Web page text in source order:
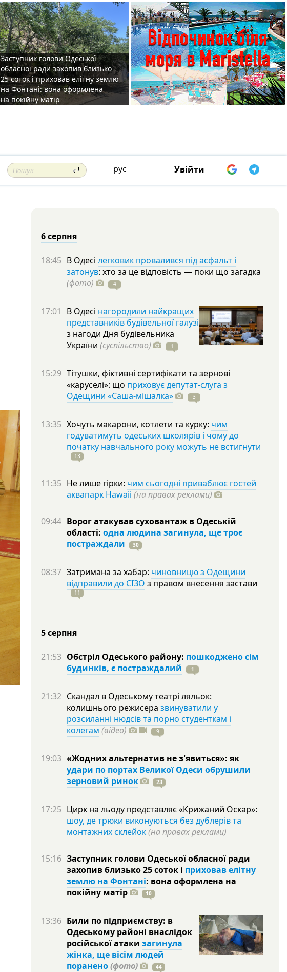
Заступник голови Одеської
обласної ради захопив близько
25 соток і приховав елітну землю
на Фонтані: вона оформлена
на покійну матір
рус Увійти
6 серпня
18:45 В Одесі легковик провалився під асфальт і
затонув: хто за це відповість — поки що загадка
(фото)
4
17:01 В Одесі нагородили найкращих
представників будівельної галузі
з нагоди Дня будівельника
України (суспільство) 1
15:29 Тітушки, фіктивні сертифікати та зернові
«каруселі»: що приховує депутат-слуга з
Одещини «Саша-мішалка»
3
13:35 Хочуть макарони, котлети та курку: чим
годуватимуть одеських школярів і чому до
початку навчального року можуть не встигнути
13
11:35 Не лише гірки: чим сьогодні приваблює гостей
аквапарк Hawaii (на правах реклами)
09:44 Ворог атакував суховантаж в Одеській
області: одна людина загинула, ще троє
постраждали
30
08:37 Затримана за хабар: чиновницю з Одещини
відправили до СІЗО з правом внесення застави
11
5 серпня
21:53 Обстріл Одеського району: пошкоджено сім
будинків, є постраждалий
1
21:32 Скандал в Одеському театрі ляльок:
колишнього режисера звинуватили у
розсиланні нюдсів та порно студенткам і
колегам (відео) 9
19:03 «Жодних альтернатив не з'явиться»: як
удари по портах Великої Одеси обрушили
зерновий ринок
23
17:25 Цирк на льоду представляє «Крижаний Оскар»:
шоу, де трюки виконуються без дублерів та
монтажних склейок(на правах реклами)
15:16 Заступник голови Одеської обласної ради
захопив близько 25 соток і приховав елітну
землю на Фонтані: вона оформлена на
покійну матір 10
13:36 Били по підприємству: в
Одеському районі внаслідок
російської атаки загинула
жінка, ще вісім людей
поранено(фото) 44